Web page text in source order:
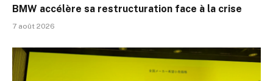
BMW accélère sa restructuration face à la crise
7 août 2026